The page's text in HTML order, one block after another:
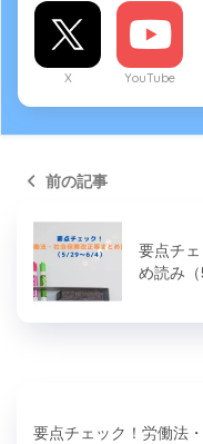
X YouTube
前の記事
要点チ
め読み
要点チェック！労働法